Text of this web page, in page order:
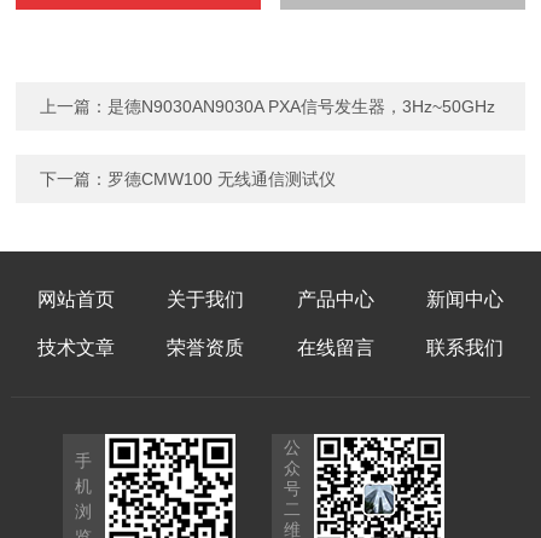
上一篇：是德N9030AN9030A PXA信号发生器，3Hz~50GHz
下一篇： 罗德CMW100 无线通信测试仪
网站首页 关于我们 产品中心 新闻中心
技术文章 荣誉资质 在线留言 联系我们
手
机
浏
公
众
号
二
维